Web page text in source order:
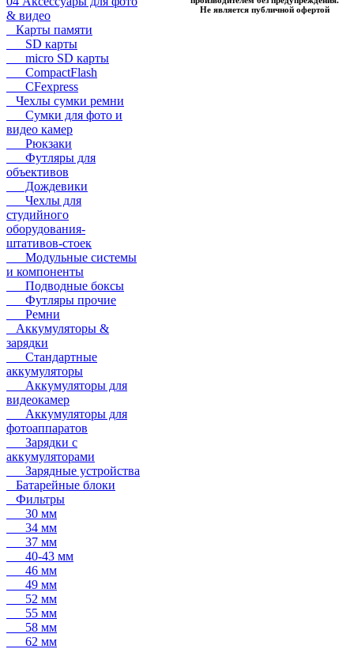
& видео
Карты памяти
SD карты
micro SD карты
CompactFlash
CFexpress
Чехлы сумки ремни
Сумки для фото и
видео камер
Рюкзаки
Футляры для
объективов
Дождевики
Чехлы для
студийного
оборудования-
штативов-стоек
Модульные системы
и компоненты
Подводные боксы
Футляры прочие
Ремни
Аккумуляторы &
зарядки
Стандартные
аккумуляторы
Аккумуляторы для
видеокамер
Аккумуляторы для
фотоаппаратов
Зарядки с
аккумуляторами
Зарядные устройства
Батарейные блоки
Фильтры
30 мм
34 мм
37 мм
40-43 мм
46 мм
49 мм
52 мм
55 мм
58 мм
62 мм
Не является публичной офертой